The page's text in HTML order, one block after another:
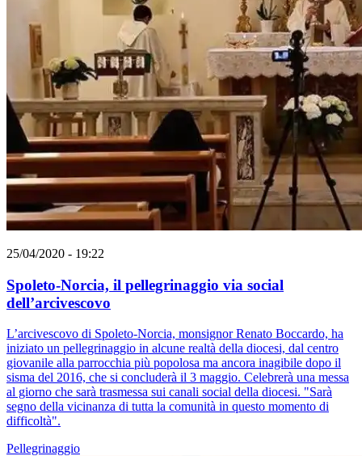
25/04/2020 - 19:22
Spoleto-Norcia, il pellegrinaggio via social
dell’arcivescovo
L’arcivescovo di Spoleto-Norcia, monsignor Renato Boccardo, ha
iniziato un pellegrinaggio in alcune realtà della diocesi, dal centro
giovanile alla parrocchia più popolosa ma ancora inagibile dopo il
sisma del 2016, che si concluderà il 3 maggio. Celebrerà una messa
al giorno che sarà trasmessa sui canali social della diocesi. "Sarà
segno della vicinanza di tutta la comunità in questo momento di
difficoltà".
Pellegrinaggio